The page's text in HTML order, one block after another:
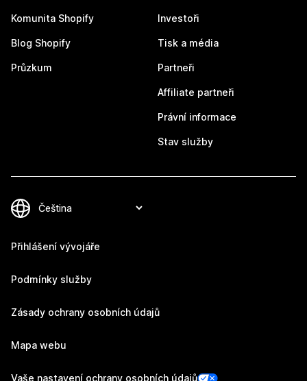
Komunita Shopify
Blog Shopify
Průzkum
Investoři
Tisk a média
Partneři
Affiliate partneři
Právní informace
Stav služby
Přihlášení vývojáře
Podmínky služby
Zásady ochrany osobních údajů
Mapa webu
Vaše nastavení ochrany osobních údajů